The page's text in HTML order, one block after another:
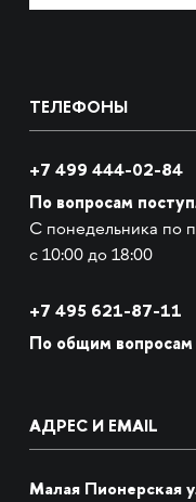
ТЕЛЕФОНЫ
+7 499 444-02-84
По вопросам
С понедельника по
с 10:00 до 18:00
+7 495 621-87-11
По общим вопросам
АДРЕС И EMAIL
Малая Пионерская